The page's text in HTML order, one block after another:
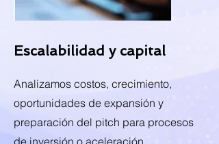
Escalabilidad y capital
Analizamos costos, crecimiento,
oportunidades de expansión y
preparación del pitch para procesos
de inversión o aceleración.